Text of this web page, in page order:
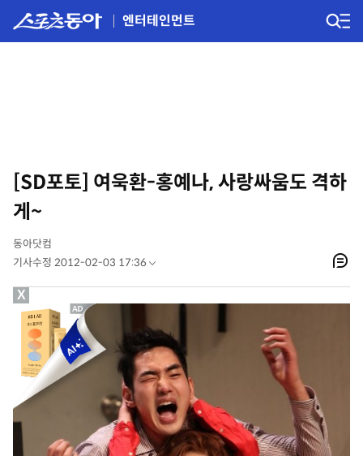
엔터테인먼트
[SD포토] 여욱환-홍예나, 사랑싸움도 격하
게~
동아닷컴
기사수정 2012-02-03 17:36
X